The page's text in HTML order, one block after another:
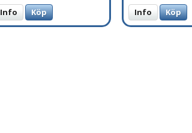
Info Köp Info Köp